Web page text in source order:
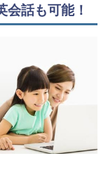
話も可能！